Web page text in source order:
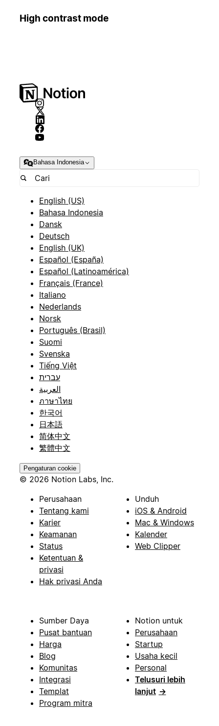
High contrast mode
Bahasa Indonesia
English (US)
Bahasa Indonesia
Dansk
Deutsch
English (UK)
Español (España)
Español (Latinoamérica)
Français (France)
Italiano
Nederlands
Norsk
Português (Brasil)
Suomi
Svenska
Tiếng Việt
עברית
العربية
ภาษาไทย
한국어
日本語
简体中文
繁體中文
Pengaturan cookie
© 2026 Notion Labs, Inc.
Perusahaan
Tentang kami
Karier
Keamanan
Status
Ketentuan &
privasi
Hak privasi Anda
Unduh
iOS & Android
Mac & Windows
Kalender
Web Clipper
Sumber Daya
Pusat bantuan
Harga
Blog
Komunitas
Integrasi
Templat
Program mitra
Notion untuk
Perusahaan
Startup
Usaha kecil
Personal
Telusuri lebih
lanjut →